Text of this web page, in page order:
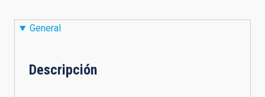
General
Descripción